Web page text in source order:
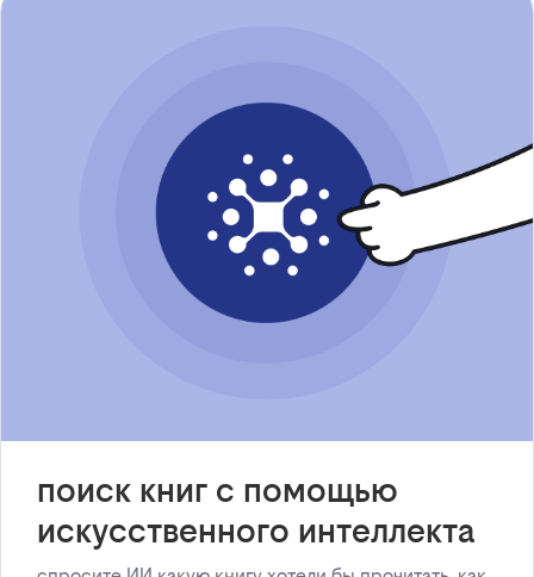
поиск книг с помощью
искусственного интеллекта